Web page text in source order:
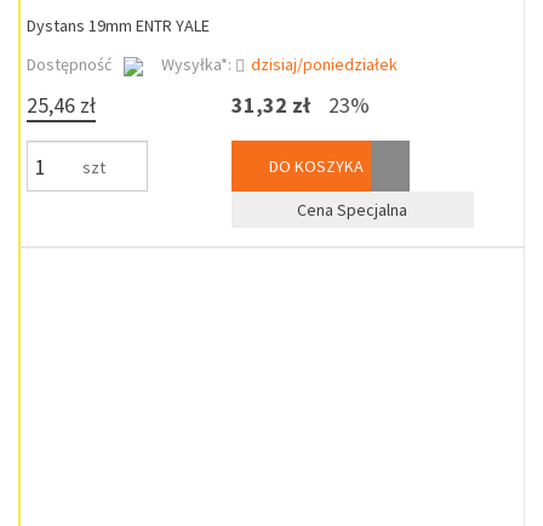
Dystans 19mm ENTR YALE
Dostępność
Wysyłka*: dzisiaj/poniedziałek
25,46 zł
szt
31,32 zł 23%
DO KOSZYKA
Cena Specjalna